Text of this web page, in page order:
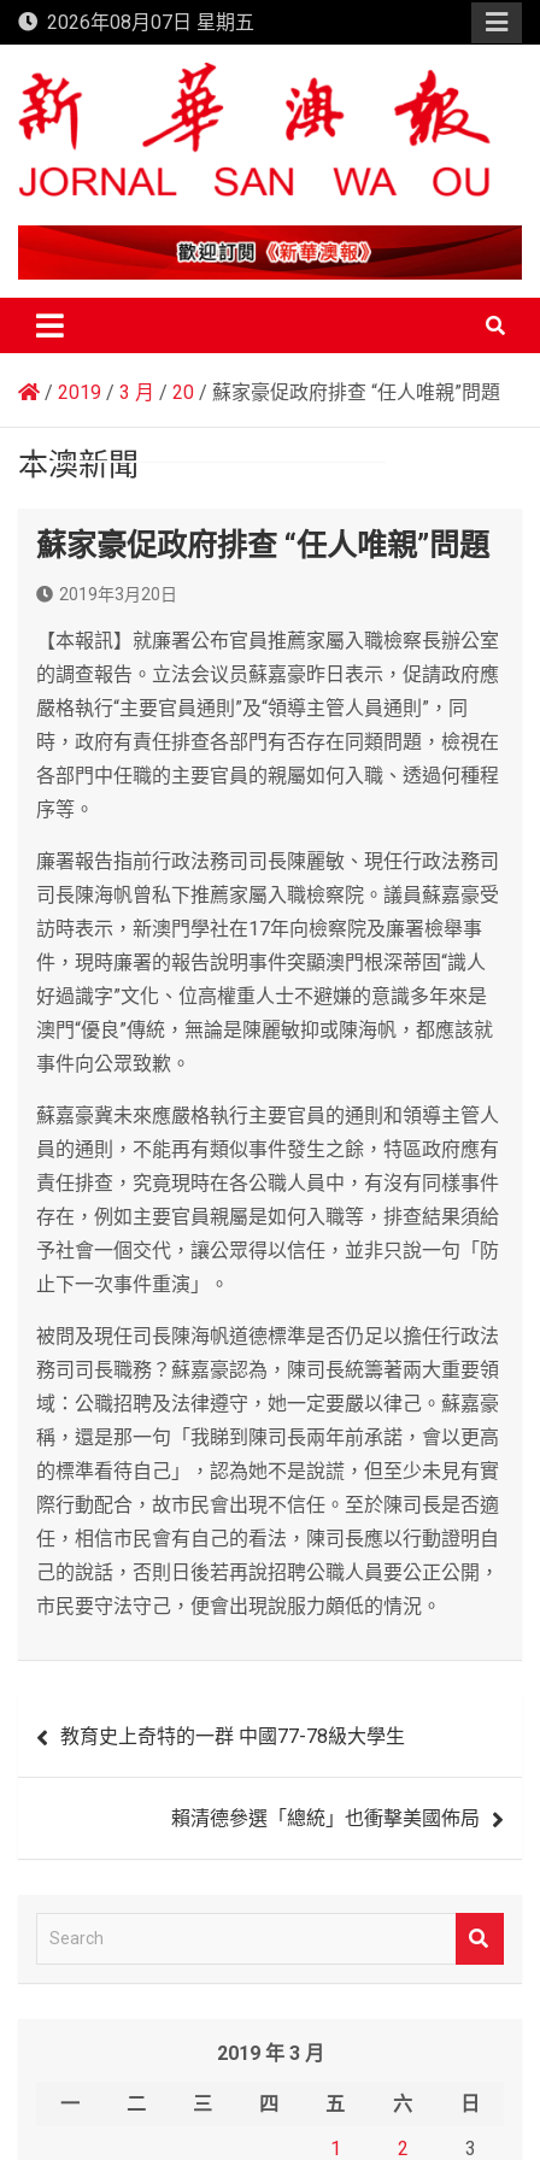
Skip
to
content
2026年08月07日 星期五
新華澳報
2019 3 月 20 蘇家豪促政府排查 “任人唯親”問題
本澳新聞
蘇家豪促政府排查 “任人唯親”問題
2019年3月20日
【本報訊】就廉署公布官員推薦家屬入職檢察長辦公室
的調查報告。立法会议员蘇嘉豪昨日表示，促請政府應
嚴格執行“主要官員通則”及“領導主管人員通則”，同
時，政府有責任排查各部門有否存在同類問題，檢視在
各部門中任職的主要官員的親屬如何入職、透過何種程
序等。
廉署報告指前行政法務司司長陳麗敏、現任行政法務司
司長陳海帆曾私下推薦家屬入職檢察院。議員蘇嘉豪受
訪時表示，新澳門學社在17年向檢察院及廉署檢舉事
件，現時廉署的報告說明事件突顯澳門根深蒂固“識人
好過識字”文化、位高權重人士不避嫌的意識多年來是
澳門“優良”傳統，無論是陳麗敏抑或陳海帆，都應該就
事件向公眾致歉。
蘇嘉豪冀未來應嚴格執行主要官員的通則和領導主管人
員的通則，不能再有類似事件發生之餘，特區政府應有
責任排查，究竟現時在各公職人員中，有沒有同樣事件
存在，例如主要官員親屬是如何入職等，排查結果須給
予社會一個交代，讓公眾得以信任，並非只說一句「防
止下一次事件重演」。
被問及現任司長陳海帆道德標準是否仍足以擔任行政法
務司司長職務？蘇嘉豪認為，陳司長統籌著兩大重要領
域：公職招聘及法律遵守，她一定要嚴以律己。蘇嘉豪
稱，還是那一句「我睇到陳司長兩年前承諾，會以更高
的標準看待自己」，認為她不是說謊，但至少未見有實
際行動配合，故市民會出現不信任。至於陳司長是否適
任，相信市民會有自己的看法，陳司長應以行動證明自
己的說話，否則日後若再說招聘公職人員要公正公開，
市民要守法守己，便會出現說服力頗低的情況。
章 教育史上奇特的一群 中國77-78級大學生
賴清德參選「總統」也衝擊美國佈局
e
2019 年 3 月
一 二 三 四 五 六
日
1
2 3